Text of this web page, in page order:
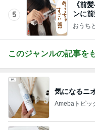
5
《前
ンに
おうち
このジャンルの記事を
気になるニ
Amebaトピッ